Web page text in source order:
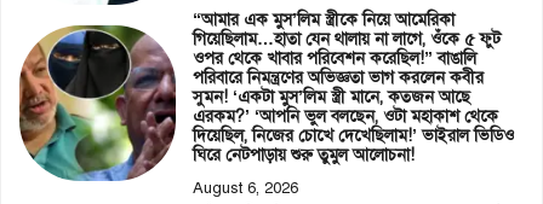
“আমার এক মুস’লিম স্ত্রীকে নিয়ে আমেরিকা
গিয়েছিলাম…হাতা যেন থালায় না লাগে, ওঁকে ৫ ফুট
ওপর থেকে খাবার পরিবেশন করেছিল!” বাঙালি
পরিবারে নিমন্ত্রণের অভিজ্ঞতা ভাগ করলেন কবীর
সুমন! ‘একটা মুস’লিম স্ত্রী মানে, কতজন আছে
এরকম?’ ‘আপনি ভুল বলছেন, ওটা মহাকাশ থেকে
দিয়েছিল, নিজের চোখে দেখেছিলাম!’ ভাইরাল ভিডিও
ঘিরে নেটপাড়ায় শুরু তুমুল আলোচনা!
August 6, 2026